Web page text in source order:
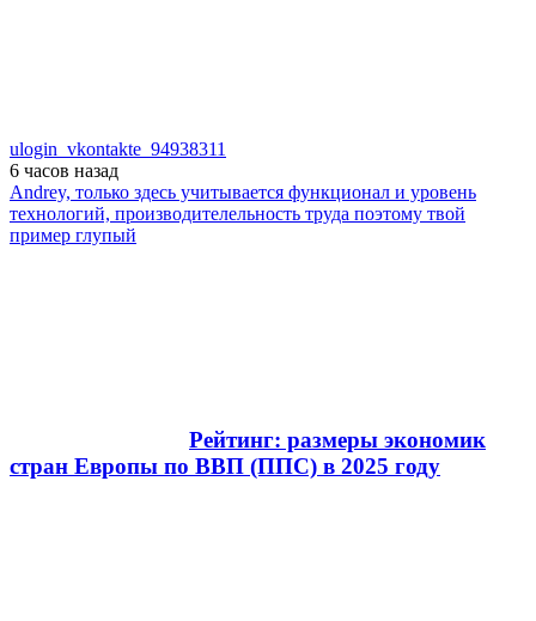
ulogin_vkontakte_94938311
6 часов назад
Andrey, только здесь учитывается функционал и уровень
технологий, производителельность труда поэтому твой
пример глупый
Рейтинг: размеры экономик
стран Европы по ВВП (ППС) в 2025 году